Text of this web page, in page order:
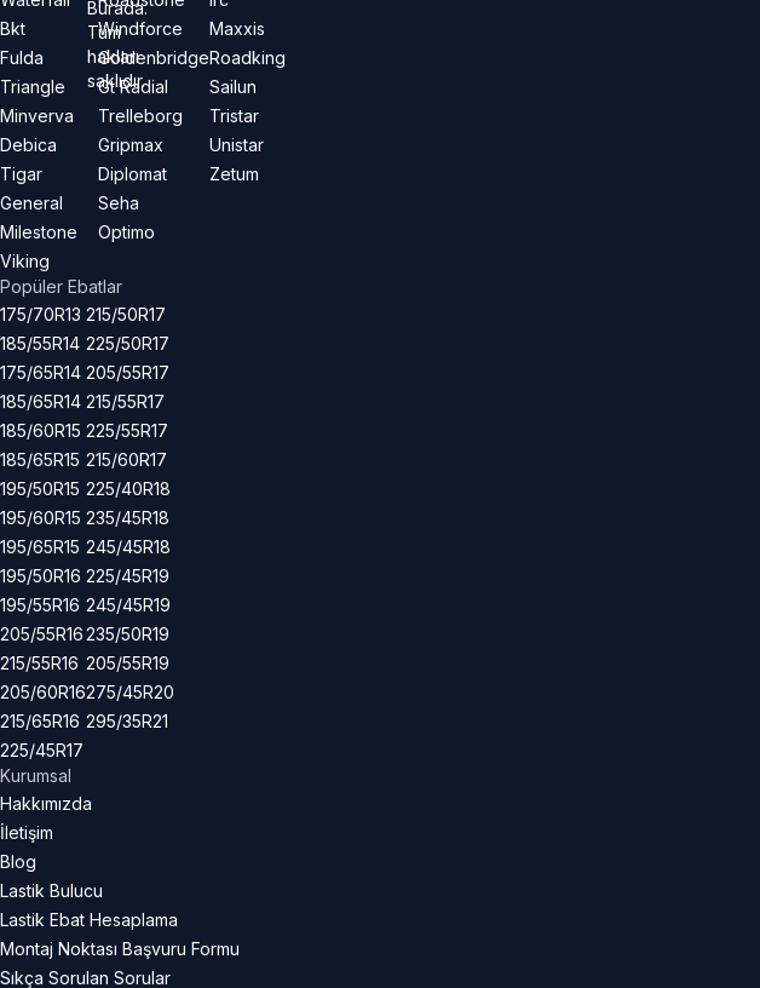
Bkt
Fulda
Triangle
Minverva
Debica
Tigar
General
Milestone
Viking
Windforce
Goldenbridge
Gt Radial
Trelleborg
Gripmax
Diplomat
Seha
Optimo
Maxxis
Roadking
Sailun
Tristar
Unistar
Zetum
Popüler Ebatlar
175/70R13
185/55R14
175/65R14
185/65R14
185/60R15
185/65R15
195/50R15
195/60R15
195/65R15
195/50R16
195/55R16
205/55R16
215/55R16
205/60R16
215/65R16
225/45R17
215/50R17
225/50R17
205/55R17
215/55R17
225/55R17
215/60R17
225/40R18
235/45R18
245/45R18
225/45R19
245/45R19
235/50R19
205/55R19
275/45R20
295/35R21
Kurumsal
Hakkımızda
İletişim
Blog
Lastik Bulucu
Lastik Ebat Hesaplama
Montaj Noktası Başvuru Formu
Sıkça Sorulan Sorular
Burada.
Tüm
hakları
saklıdır.